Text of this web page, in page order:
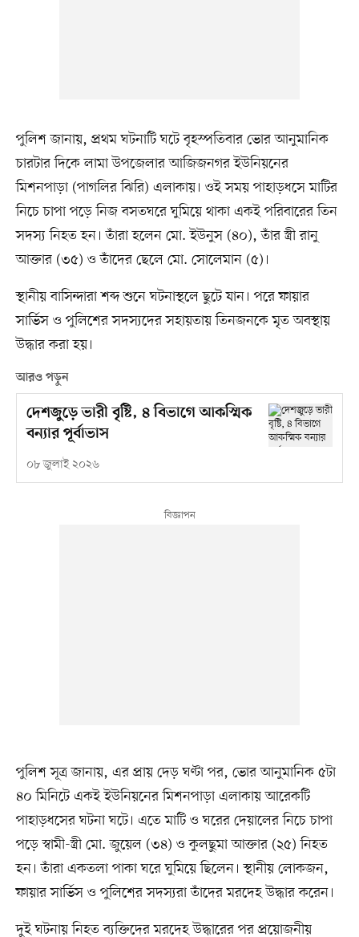
পুলিশ জানায়, প্রথম ঘটনাটি ঘটে বৃহস্পতিবার ভোর আনুমানিক
চারটার দিকে লামা উপজেলার আজিজনগর ইউনিয়নের
মিশনপাড়া (পাগলির ঝিরি) এলাকায়। ওই সময় পাহাড়ধসে মাটির
নিচে চাপা পড়ে নিজ বসতঘরে ঘুমিয়ে থাকা একই পরিবারের তিন
সদস্য নিহত হন। তাঁরা হলেন মো. ইউনুস (৪০), তাঁর স্ত্রী রানু
আক্তার (৩৫) ও তাঁদের ছেলে মো. সোলেমান (৫)।
স্থানীয় বাসিন্দারা শব্দ শুনে ঘটনাস্থলে ছুটে যান। পরে ফায়ার
সার্ভিস ও পুলিশের সদস্যদের সহায়তায় তিনজনকে মৃত অবস্থায়
উদ্ধার করা হয়।
আরও পড়ুন
দেশজুড়ে ভারী বৃষ্টি, ৪ বিভাগে আকস্মিক
বন্যার পূর্বাভাস
০৮ জুলাই ২০২৬
পুলিশ সূত্র জানায়, এর প্রায় দেড় ঘণ্টা পর, ভোর আনুমানিক ৫টা
৪০ মিনিটে একই ইউনিয়নের মিশনপাড়া এলাকায় আরেকটি
পাহাড়ধসের ঘটনা ঘটে। এতে মাটি ও ঘরের দেয়ালের নিচে চাপা
পড়ে স্বামী-স্ত্রী মো. জুয়েল (৩৪) ও কুলছুমা আক্তার (২৫) নিহত
হন। তাঁরা একতলা পাকা ঘরে ঘুমিয়ে ছিলেন। স্থানীয় লোকজন,
ফায়ার সার্ভিস ও পুলিশের সদস্যরা তাঁদের মরদেহ উদ্ধার করেন।
দুই ঘটনায় নিহত ব্যক্তিদের মরদেহ উদ্ধারের পর প্রয়োজনীয়